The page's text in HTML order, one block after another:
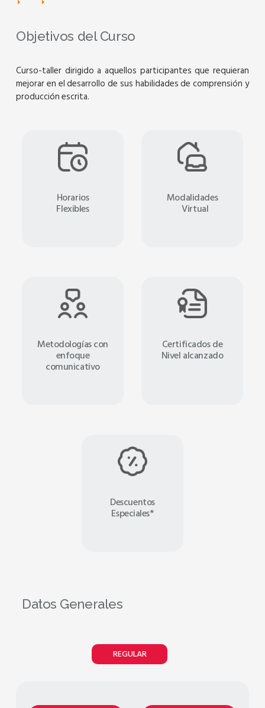
Objetivos del Curso
Curso-taller dirigido a aquellos participantes que requieran
mejorar en el desarrollo de sus habilidades de comprensión y
producción escrita.
Horarios
Flexibles
Modalidades
Virtual
Metodologías con
enfoque
comunicativo
Certificados de
Nivel alcanzado
Descuentos
Especiales*
Datos Generales
REGULAR